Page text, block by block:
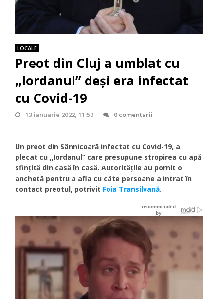
LOCALE
Preot din Cluj a umblat cu
,,Iordanul” deși era infectat
cu Covid-19
13 ianuarie 2022, 11:50 0 comentarii
Un preot din Sânnicoară infectat cu Covid-19, a
plecat cu ,,Iordanul” care presupune stropirea cu apă
sfințită din casă în casă. Autoritățile au pornit o
anchetă pentru a afla cu câte persoane a intrat în
contact preotul, potrivit Foia Transilvană.